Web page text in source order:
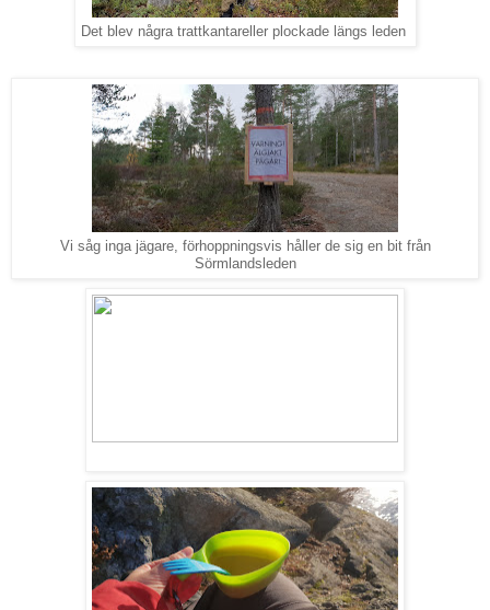
Det blev några trattkantareller plockade längs leden
Vi såg inga jägare, förhoppningsvis håller de sig en bit från
Sörmlandsleden